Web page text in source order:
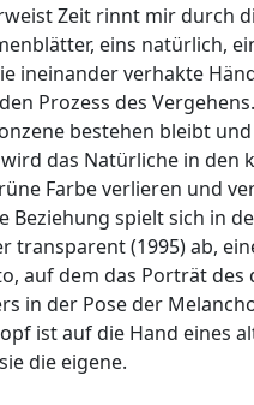
Zeit rinnt mir durch
eins natürlich,
ineinander verhakte
Prozess des
bestehen bleibt
wird das Natürliche in den
Farbe verlieren und
Beziehung spielt sich in
transparent (1995) ab,
auf dem das Porträt des
in der Pose der
ist auf die Hand eines
die eigene.